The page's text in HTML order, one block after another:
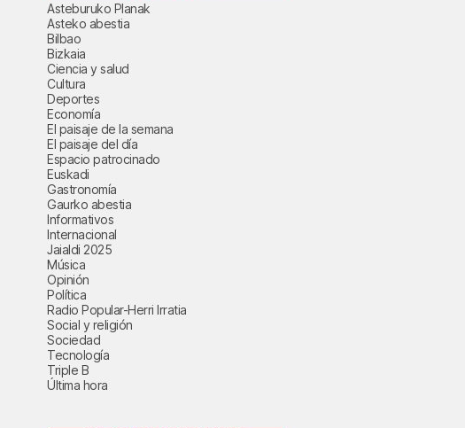
Asteburuko Planak
Asteko abestia
Bilbao
Bizkaia
Ciencia y salud
Cultura
Deportes
Economía
El paisaje de la semana
El paisaje del día
Espacio patrocinado
Euskadi
Gastronomía
Gaurko abestia
Informativos
Internacional
Jaialdi 2025
Música
Opinión
Política
Radio Popular-Herri Irratia
Social y religión
Sociedad
Tecnología
Triple B
Última hora